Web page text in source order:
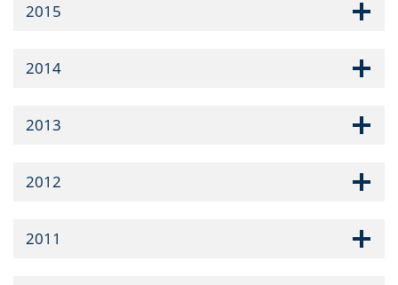
2015
2014
2013
2012
2011